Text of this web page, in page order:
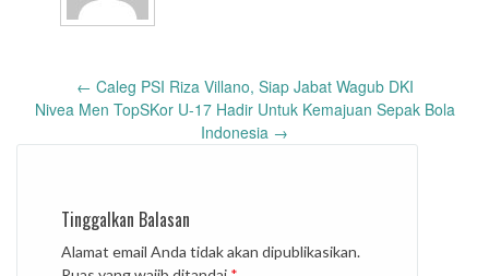
navigation
← Caleg PSI Riza Villano, Siap Jabat Wagub DKI
Nivea Men TopSKor U-17 Hadir Untuk Kemajuan Sepak Bola
Indonesia →
Tinggalkan Balasan
Alamat email Anda tidak akan dipublikasikan.